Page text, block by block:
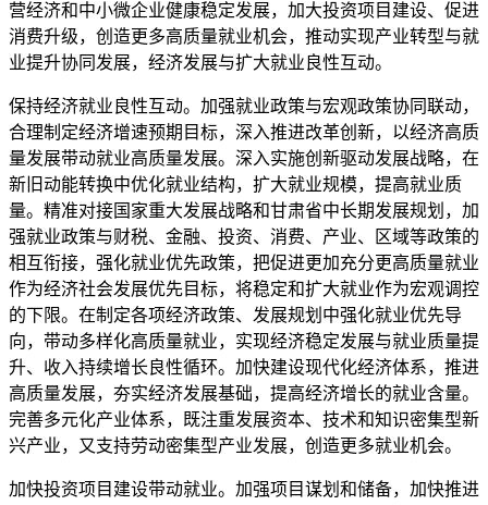
营经济和中小微企业健康稳定发展，加大投资项目建设、促进
消费升级，创造更多高质量就业机会，推动实现产业转型与就
业提升协同发展，经济发展与扩大就业良性互动。
保持经济就业良性互动。加强就业政策与宏观政策协同联动，
合理制定经济增速预期目标，深入推进改革创新，以经济高质
量发展带动就业高质量发展。深入实施创新驱动发展战略，在
新旧动能转换中优化就业结构，扩大就业规模，提高就业质
量。精准对接国家重大发展战略和甘肃省中长期发展规划，加
强就业政策与财税、金融、投资、消费、产业、区域等政策的
相互衔接，强化就业优先政策，把促进更加充分更高质量就业
作为经济社会发展优先目标，将稳定和扩大就业作为宏观调控
的下限。在制定各项经济政策、发展规划中强化就业优先导
向，带动多样化高质量就业，实现经济稳定发展与就业质量提
升、收入持续增长良性循环。加快建设现代化经济体系，推进
高质量发展，夯实经济发展基础，提高经济增长的就业含量。
完善多元化产业体系，既注重发展资本、技术和知识密集型新
兴产业，又支持劳动密集型产业发展，创造更多就业机会。
加快投资项目建设带动就业。加强项目谋划和储备，加快推进